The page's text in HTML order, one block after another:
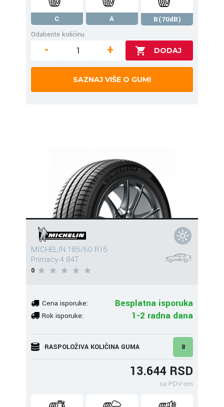
C A
B(70dB)
Odaberite količinu
- +
SAZNAJ VIŠE O GUMI
MICHELIN 185/60 R15
Primacy 4 84T
0
Cena isporuke: Besplatna isporuka
Rok isporuke: 1-2 radna dana
RASPOLOŽIVA KOLIČINA GUMA 8
13.644 RSD
sa PDV-om